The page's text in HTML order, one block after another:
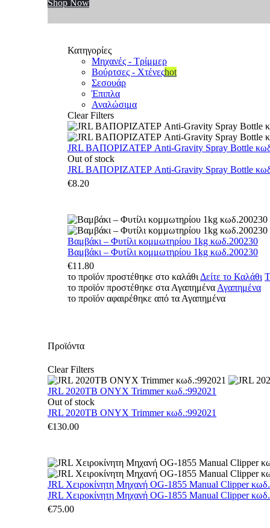
Shop Now
Κατηγορίες
Μηχανές - Τρίμμερ
Βούρτσες - Χτένεςhot
Σεσουάρ
Έπιπλα
Αναλώσιμα
Clear Filters
JRL ΒΑΠΟΡΙΖΑΤΕΡ Anti-Gravity Spray Bottle
Out of stock
JRL ΒΑΠΟΡΙΖΑΤΕΡ Anti-Gravity Spray Bottle
€8.20
Βαμβάκι – Φυτίλι κομμωτηρίου 1kg κωδ.200230
Βαμβάκι – Φυτίλι κομμωτηρίου 1kg κωδ.200230
€11.80
το προϊόν προστέθηκε στο καλάθι Δείτε το Καλάθι
το προϊόν προστέθηκε στα Αγαπημένα Αγαπημένα
το προϊόν αφαιρέθηκε από τα Αγαπημένα
Προϊόντα
Clear Filters
JRL 2020TB ONYX Trimmer κωδ.:992021
Out of stock
JRL 2020TB ONYX Trimmer κωδ.:992021
€130.00
JRL Χειροκίνητη Μηχανή OG-1855 Manual Clipper
JRL Χειροκίνητη Μηχανή OG-1855 Manual Clipper
€75.00